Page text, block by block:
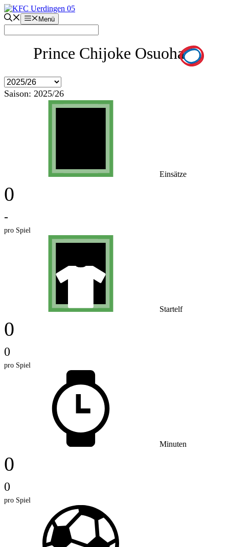
Zum
Inhalt
springen
Menü
Prince Chijoke Osuoha
Saison: 2025/26
Einsätze
0
-
pro Spiel
Startelf
0
0
pro Spiel
Minuten
0
0
pro Spiel